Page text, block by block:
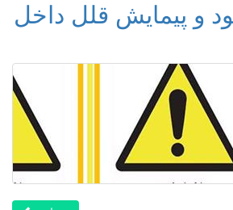
و پیمایش قلل داخل